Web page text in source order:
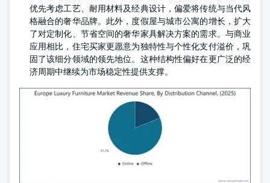
优先考虑工艺、耐用材料及经典设计，偏爱将传统与当代风
格融合的奢华品牌。此外，度假屋与城市公寓的增长，扩大
了对定制化、节省空间的奢华家具解决方案的需求。与商业
应用相比，住宅买家更愿意为独特性与个性化支付溢价，巩
固了该细分领域的领先地位。这种结构性偏好在更广泛的经
济周期中继续为市场稳定性提供支撑。